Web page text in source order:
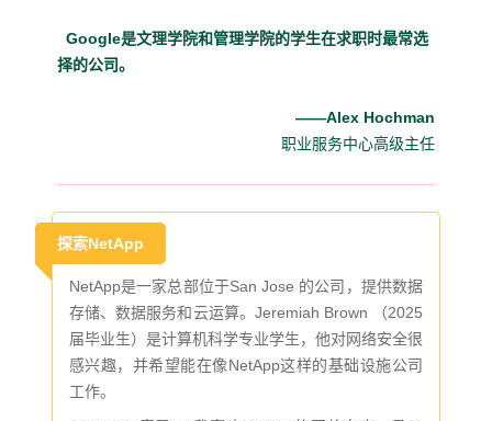
Google是文理学院和管理学院的学生在求职时最常选
择的公司。
——Alex Hochman
职业服务中心高级主任
探索NetApp
NetApp是一家总部位于San Jose 的公司，提供数据
存储、数据服务和云运算。Jeremiah Brown （2025
届毕业生）是计算机科学专业学生，他对网络安全很
感兴趣，并希望能在像NetApp这样的基础设施公司
工作。